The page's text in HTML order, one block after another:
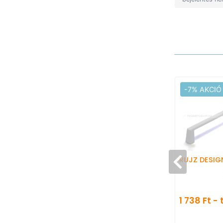
-7% AKCIÓ
RUJZ
1 738 Ft -